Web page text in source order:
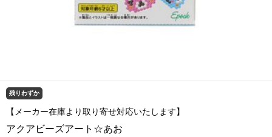
残りわずか
【メーカー在庫より取り寄せ対応いたします】
アクアビーズアート☆あお